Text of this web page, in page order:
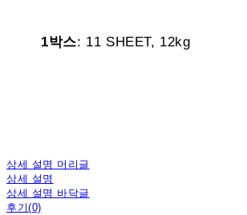
1박스: 11 SHEET, 12kg
상세 설명 머리글
상세 설명
상세 설명 바닥글
후기(0)